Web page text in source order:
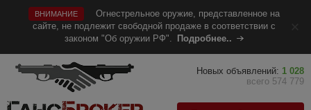
ВНИМАНИЕ
Огнестрельное оружие, представленное на
сайте, не подлежит свободной продаже в соответствии с
законом "Об оружии РФ".
Подробнее..
Новых объявлений: 1 028
всего 574 779